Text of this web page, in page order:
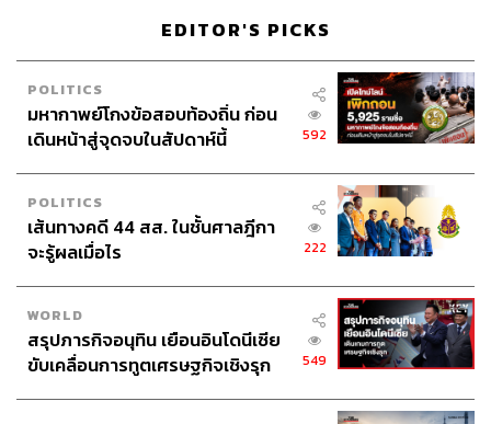
EDITOR'S PICKS
POLITICS
มหากาพย์โกงข้อสอบท้องถิ่น ก่อน
เดินหน้าสู่จุดจบในสัปดาห์นี้
592
POLITICS
เส้นทางคดี 44 สส. ในชั้นศาลฎีกา
จะรู้ผลเมื่อไร
222
WORLD
สรุปภารกิจอนุทิน เยือนอินโดนีเซีย
ขับเคลื่อนการทูตเศรษฐกิจเชิงรุก
549